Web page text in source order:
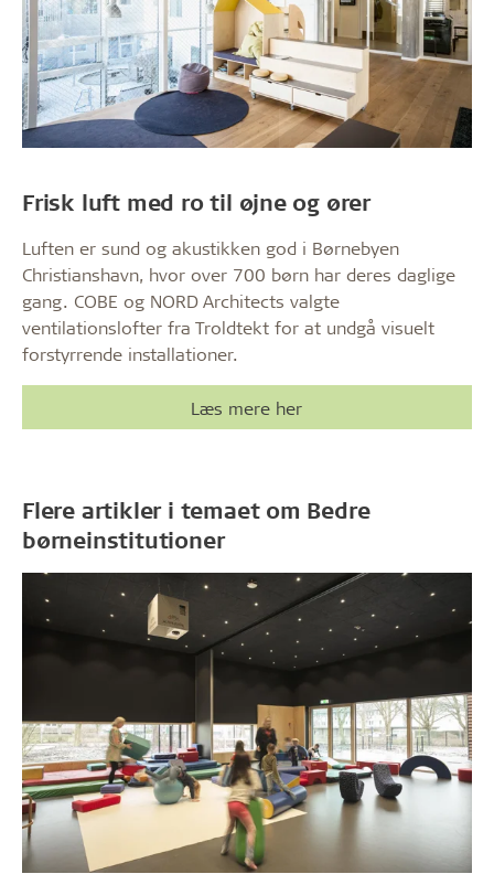
Frisk luft med ro til øjne og ører
Luften er sund og akustikken god i Børnebyen
Christianshavn, hvor over 700 børn har deres daglige
gang. COBE og NORD Architects valgte
ventilationslofter fra Troldtekt for at undgå visuelt
forstyrrende installationer.
Læs mere her
Flere artikler i temaet om Bedre
børneinstitutioner